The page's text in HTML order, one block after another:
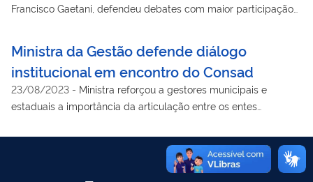
Francisco Gaetani, defendeu debates com maior participação
Ministra da Gestão defende diálogo
institucional em encontro do Consad
23/08/2023 - Ministra reforçou a gestores municipais e
estaduais a importância da articulação entre os entes